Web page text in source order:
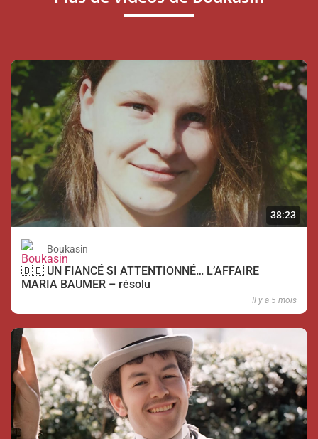
38:23
Boukasin
🇩🇪 UN FIANCÉ SI ATTENTIONNÉ… L’AFFAIRE
MARIA BAUMER – résolu
Il y a 5 mois